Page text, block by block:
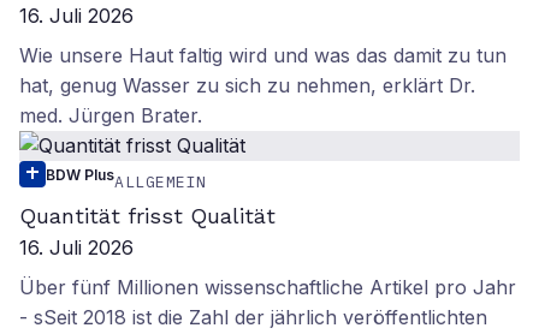
16. Juli 2026
Wie unsere Haut faltig wird und was das damit zu tun
hat, genug Wasser zu sich zu nehmen, erklärt Dr.
med. Jürgen Brater.
BDW PlusALLGEMEIN
Quantität frisst Qualität
16. Juli 2026
Über fünf Millionen wissenschaftliche Artikel pro Jahr
- sSeit 2018 ist die Zahl der jährlich veröffentlichten